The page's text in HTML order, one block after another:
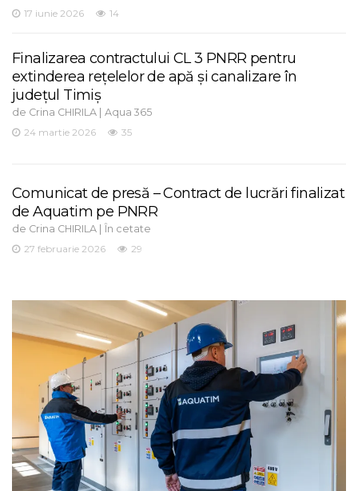
17 iunie 2026
14
Finalizarea contractului CL 3 PNRR pentru
extinderea rețelelor de apă și canalizare în
județul Timiș
de Crina CHIRILA | Aqua 365
24 martie 2026
35
Comunicat de presă – Contract de lucrări finalizat
de Aquatim pe PNRR
de Crina CHIRILA | În cetate
27 februarie 2026
29